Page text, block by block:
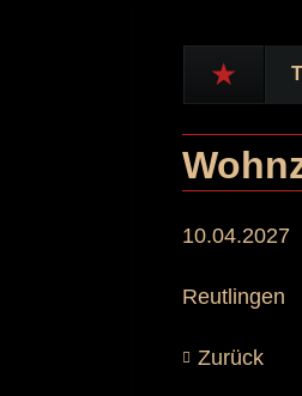
überspringen
10.04.2027
Reutlingen
Zurück